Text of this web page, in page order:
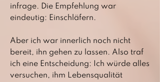
infrage. Die Empfehlung war
eindeutig: Einschläfern.
Aber ich war innerlich noch nicht
bereit, ihn gehen zu lassen. Also traf
ich eine Entscheidung: Ich würde alles
versuchen, ihm Lebensqualität